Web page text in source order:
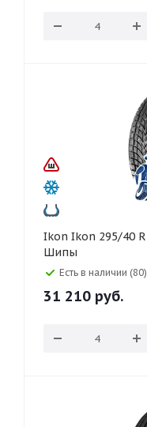
Ikon Ikon 295/40 R21 Autograph Ice 10 SUV 111T
Шипы
Есть в наличии (80)
31 210 руб.